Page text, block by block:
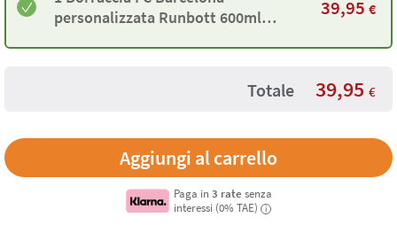
personalizzata Runbott 600ml
39,95 €
Totale 39,95 €
Paga in 3 rate senza
interessi (0% TAE)
i